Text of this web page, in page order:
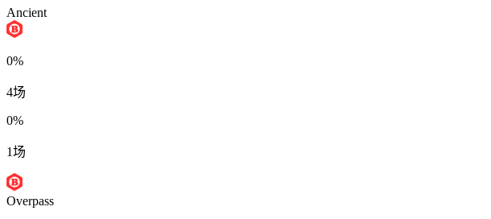
Ancient
0%
4场
0%
1场
Overpass